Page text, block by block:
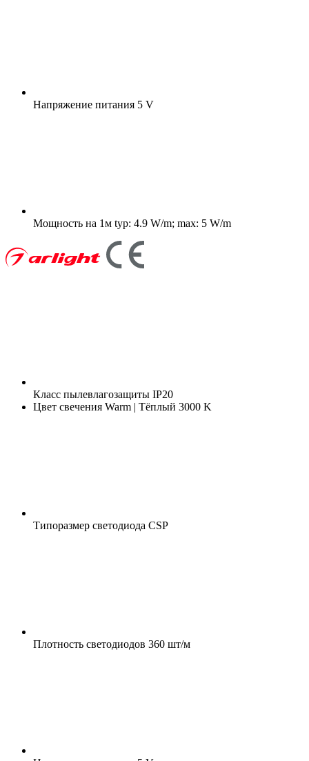
Напряжение питания 5 V
Мощность на 1м typ: 4.9 W/m; max: 5 W/m
Класс пылевлагозащиты IP20
Цвет свечения Warm | Тёплый 3000 K
Типоразмер светодиода CSP
Плотность светодиодов 360 шт/м